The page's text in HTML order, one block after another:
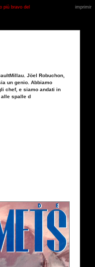
più bravo del
imprimir
Jöel Robuchon,
un genio. Abbiamo
chef, e siamo andati in
alle spalle d